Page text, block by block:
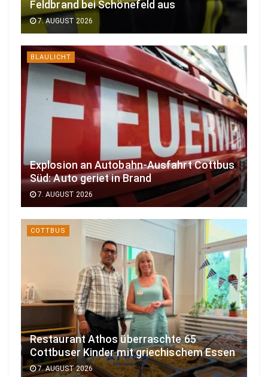
Feldbrand bei Schönefeld aus
7. AUGUST 2026
BLAULICHT
Explosion an Autobahn-Ausfahrt Cottbus
Süd: Auto geriet in Brand
7. AUGUST 2026
COTTBUS
Restaurant Athos überraschte 65
Cottbuser Kinder mit griechischem Essen
7. AUGUST 2026